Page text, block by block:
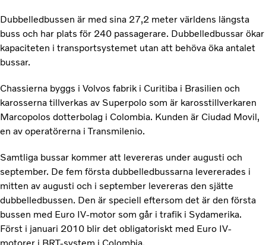
Dubbelledbussen är med sina 27,2 meter världens längsta
buss och har plats för 240 passagerare. Dubbelledbussar ökar
kapaciteten i transportsystemet utan att behöva öka antalet
bussar.
Chassierna byggs i Volvos fabrik i Curitiba i Brasilien och
karosserna tillverkas av Superpolo som är karosstillverkaren
Marcopolos dotterbolag i Colombia. Kunden är Ciudad Movil,
en av operatörerna i Transmilenio.
Samtliga bussar kommer att levereras under augusti och
september. De fem första dubbelledbussarna levererades i
mitten av augusti och i september levereras den sjätte
dubbelledbussen. Den är speciell eftersom det är den första
bussen med Euro IV-motor som går i trafik i Sydamerika.
Först i januari 2010 blir det obligatoriskt med Euro IV-